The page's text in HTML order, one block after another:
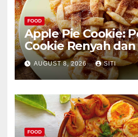
FOOD
Apple Pie Cookie:
Cookie Renyah
AUGUST 8, 2026 SITI
FOOD